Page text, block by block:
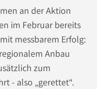
an der Aktion
im Februar bereits
messbarem Erfolg:
Anbau
zum
- also „gerettet“.